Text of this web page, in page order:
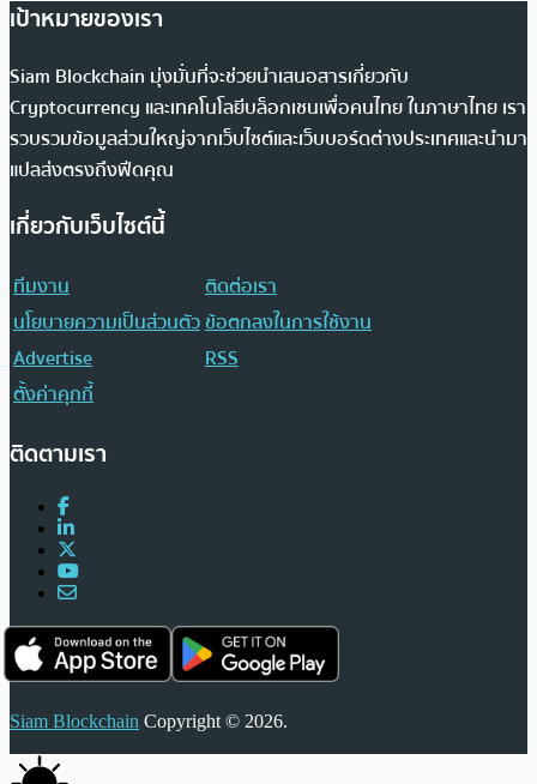
เป้าหมายของเรา
Siam Blockchain มุ่งมั่นที่จะช่วยนำเสนอสารเกี่ยวกับ
Cryptocurrency และเทคโนโลยีบล็อกเชนเพื่อคนไทย ในภาษาไทย เรา
รวบรวมข้อมูลส่วนใหญ่จากเว็บไซต์และเว็บบอร์ดต่างประเทศและนำมา
แปลส่งตรงถึงฟีดคุณ
เกี่ยวกับเว็บไซต์นี้
ทีมงาน
ติดต่อเรา
นโยบายความเป็นส่วนตัวข้อตกลงในการใช้งาน
Advertise
RSS
ตั้งค่าคุกกี้
ติดตามเรา
Siam Blockchain Copyright © 2026.